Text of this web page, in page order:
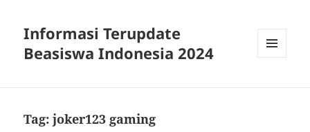
Informasi Terupdate
Beasiswa Indonesia 2024
Tag:joker123 gaming